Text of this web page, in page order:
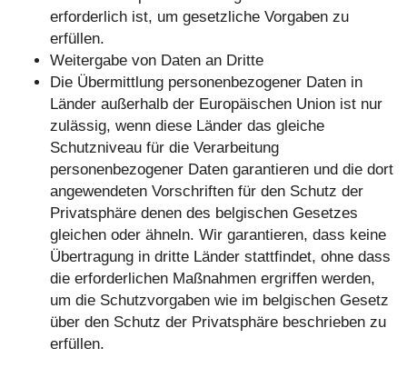
erforderlich ist, um gesetzliche Vorgaben zu
erfüllen.
Weitergabe von Daten an Dritte
Die Übermittlung personenbezogener Daten in
Länder außerhalb der Europäischen Union ist nur
zulässig, wenn diese Länder das gleiche
Schutzniveau für die Verarbeitung
personenbezogener Daten garantieren und die dort
angewendeten Vorschriften für den Schutz der
Privatsphäre denen des belgischen Gesetzes
gleichen oder ähneln. Wir garantieren, dass keine
Übertragung in dritte Länder stattfindet, ohne dass
die erforderlichen Maßnahmen ergriffen werden,
um die Schutzvorgaben wie im belgischen Gesetz
über den Schutz der Privatsphäre beschrieben zu
erfüllen.